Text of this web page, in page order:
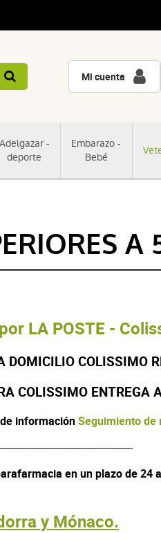
Adelgazar -
deporte
Embarazo -
Bebé
Mi cuenta
A
LA POSTE -
DOMICILIO COLISSIMO
COLISSIMO ENTREGA
informaciónSeguimiento de
en un plazo de 24
y Mónaco.